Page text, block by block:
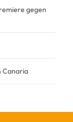
gegen
Canaria